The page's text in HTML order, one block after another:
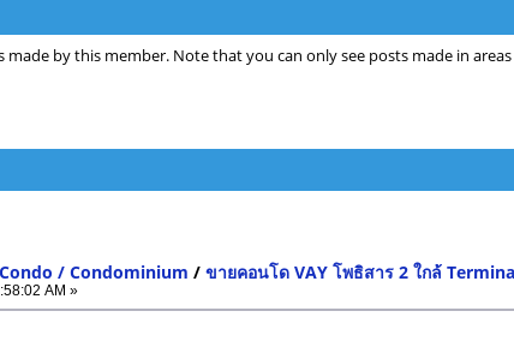
by this member. Note that you can only see posts made in
/ Condominium /ขายคอนโด VAY โพธิสาร 2 ใกล้
AM »